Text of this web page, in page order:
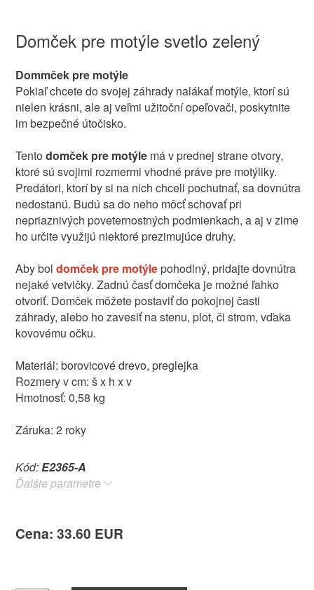
Domček pre motýle svetlo zelený
Dommček pre motýle
Pokiaľ chcete do svojej záhrady nalákať motýle, ktorí sú
nielen krásni, ale aj veľmi užitoční opeľovači, poskytnite
im bezpečné útočisko.
Tento domček pre motýlemá v prednej strane otvory,
ktoré sú svojimi rozmermi vhodné práve pre motýliky.
Predátori, ktorí by si na nich chceli pochutnať, sa dovnútra
nedostanú. Budú sa do neho môcť schovať pri
nepriaznivých poveternostných podmienkach, a aj v zime
ho určite využijú niektoré prezimujúce druhy.
Aby bol domček pre motýlepohodlný, pridajte dovnútra
nejaké vetvičky. Zadnú časť domčeka je možné ľahko
otvoriť. Domček môžete postaviť do pokojnej časti
záhrady, alebo ho zavesiť na stenu, plot, či strom, vďaka
kovovému očku.
Materiál: borovicové drevo, preglejka
Rozmery v cm: š x h x v
Hmotnosť: 0,58 kg
Záruka: 2 roky
Kód: E2365-A
Ďalšie parametre
Cena: 33.60 EUR